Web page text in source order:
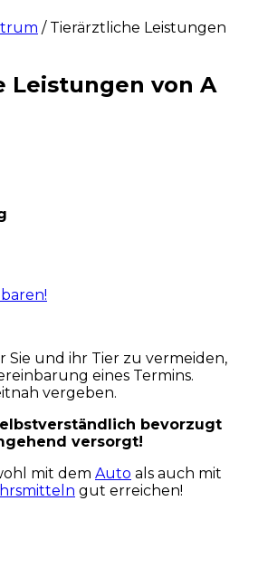
/ Tierärztliche Leistungen
Leistungen von A
Sie und ihr Tier zu vermeiden,
eines Termins.
vergeben.
bevorzugt
versorgt!
mit dem Auto als auch mit
gut erreichen!